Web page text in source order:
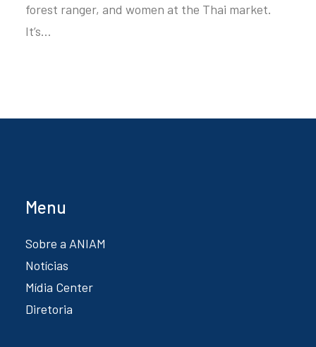
forest ranger, and women at the Thai market.
It’s…
Menu
Sobre a ANIAM
Notícias
Mídia Center
Diretoria